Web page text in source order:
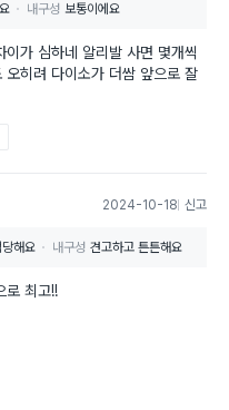
내구성 보통이에요
가 심하네 알리발 사면 몇개씩
히려 다이소가 더쌈 앞으로 잘
2024-10-18 신고
해요 내구성 견고하고 튼튼해요
로 최고!!